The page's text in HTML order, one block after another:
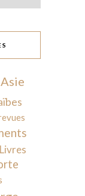
Asie
Livres